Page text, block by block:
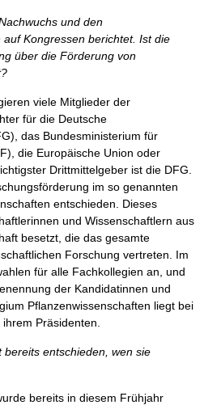
und den
Kongressen berichtet. Ist die
über die Förderung von
viele Mitglieder der
für die Deutsche
das Bundesministerium für
die Europäische Union oder
Drittmittelgeber ist die DFG.
im so genannten
entschieden. Dieses
und Wissenschaftlern aus
besetzt, die das gesamte
Forschung vertreten. Im
für alle Fachkollegien an, und
der Kandidatinnen und
Pflanzenwissenschaften liegt bei
Präsidenten.
entschieden, wen sie
bereits in diesem Frühjahr